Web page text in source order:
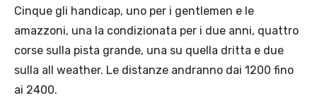
Cinque gli handicap, uno per i gentlemen e le
amazzoni, una la condizionata per i due anni, quattro
corse sulla pista grande, una su quella dritta e due
sulla all weather. Le distanze andranno dai 1200 fino
ai 2400.